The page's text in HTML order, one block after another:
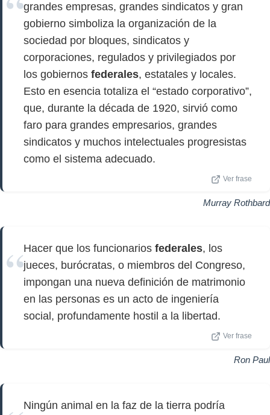
grandes empresas, grandes sindicatos y gran
gobierno simboliza la organización de la
sociedad por bloques, sindicatos y
corporaciones, regulados y privilegiados por
los gobiernos federales, estatales y locales.
Esto en esencia totaliza el “estado corporativo”,
que, durante la década de 1920, sirvió como
faro para grandes empresarios, grandes
sindicatos y muchos intelectuales progresistas
como el sistema adecuado.
Ver frase
Murray Rothbard
Hacer que los funcionarios federales, los
jueces, burócratas, o miembros del Congreso,
impongan una nueva definición de matrimonio
en las personas es un acto de ingeniería
social, profundamente hostil a la libertad.
Ver frase
Ron Paul
Ningún animal en la faz de la tierra podría